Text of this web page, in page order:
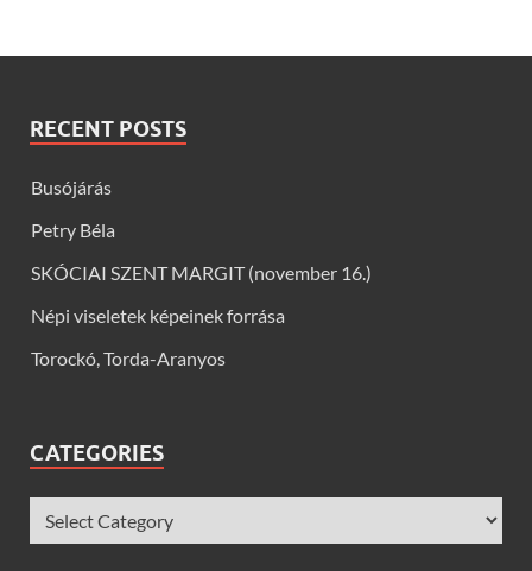
RECENT POSTS
Busójárás
Petry Béla
SKÓCIAI SZENT MARGIT (november 16.)
Népi viseletek képeinek forrása
Torockó, Torda-Aranyos
CATEGORIES